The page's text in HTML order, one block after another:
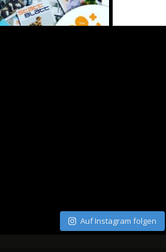
Auf Instagram folgen